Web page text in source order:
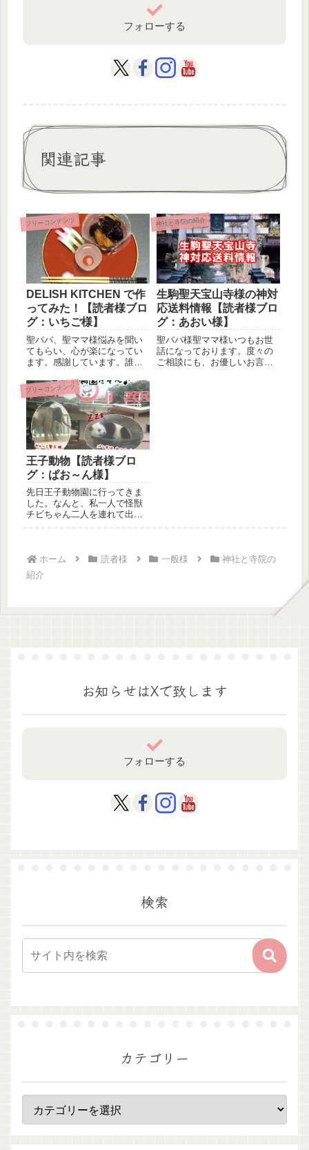
フォローする
関連記事
フリーコンテンツ
DELISH KITCHEN で作
ってみた！【読者様ブロ
グ：いちご様】
聖パパ、聖ママ様悩みを聞い
てもらい、心が楽になってい
ます。感謝しています。誰か
んなに楽...
神社と寺院の紹介
生駒聖天宝山寺様の神対
応送料情報【読者様ブロ
グ：あおい様】
聖パパ様聖ママ様いつもお世
話になっております。度々の
ご相談にも、お優しいお言葉
フリーコンテンツ
王子動物【読者様ブロ
グ：ぱお～ん様】
先日王子動物園に行ってきま
した。なんと、私一人で怪獣
チビちゃん二人を連れて出か
ホーム 読者様 一般様
神社と寺院の
紹介
お知らせはXで致します
フォローする
検索
カテゴリー